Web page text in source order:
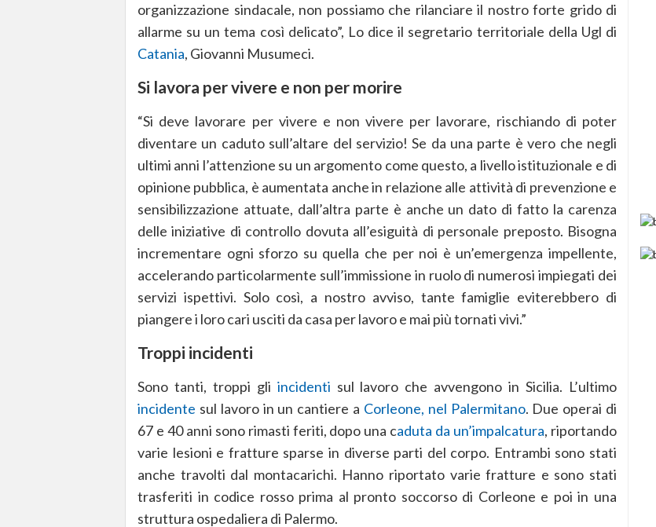
organizzazione sindacale, non possiamo che rilanciare il nostro forte grido di
allarme su un tema così delicato”, Lo dice il segretario territoriale della Ugl di
Catania, Giovanni Musumeci.
Si lavora per vivere e non per morire
“Si deve lavorare per vivere e non vivere per lavorare, rischiando di poter
diventare un caduto sull’altare del servizio! Se da una parte è vero che negli
ultimi anni l’attenzione su un argomento come questo, a livello istituzionale e di
opinione pubblica, è aumentata anche in relazione alle attività di prevenzione e
sensibilizzazione attuate, dall’altra parte è anche un dato di fatto la carenza
delle iniziative di controllo dovuta all’esiguità di personale preposto. Bisogna
incrementare ogni sforzo su quella che per noi è un’emergenza impellente,
accelerando particolarmente sull’immissione in ruolo di numerosi impiegati dei
servizi ispettivi. Solo così, a nostro avviso, tante famiglie eviterebbero di
piangere i loro cari usciti da casa per lavoro e mai più tornati vivi.”
Troppi incidenti
Sono tanti, troppi gli incidenti sul lavoro che avvengono in Sicilia. L’ultimo
incidente sul lavoro in un cantiere a Corleone, nel Palermitano. Due operai di
67 e 40 anni sono rimasti feriti, dopo una caduta da un’impalcatura, riportando
varie lesioni e fratture sparse in diverse parti del corpo. Entrambi sono stati
anche travolti dal montacarichi. Hanno riportato varie fratture e sono stati
trasferiti in codice rosso prima al pronto soccorso di Corleone e poi in una
struttura ospedaliera di Palermo.